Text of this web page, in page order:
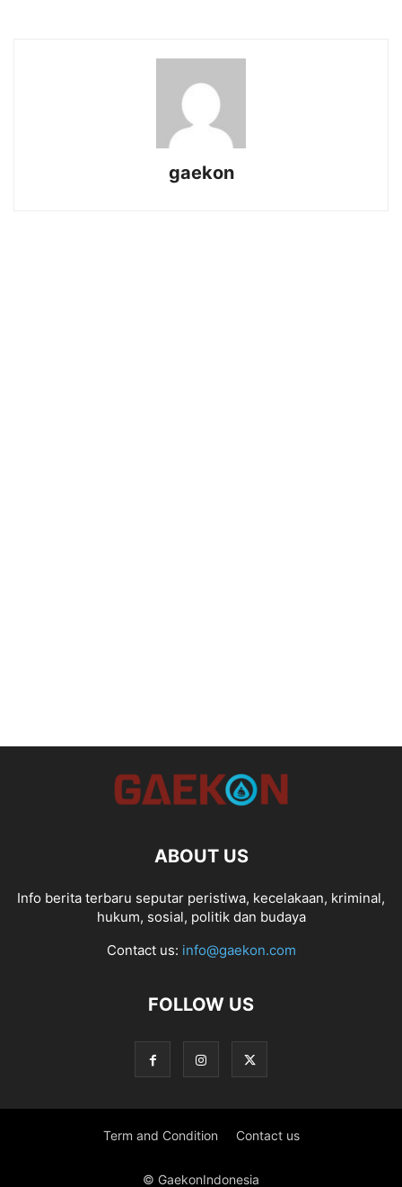
gaekon
ABOUT US
Info berita terbaru seputar peristiwa, kecelakaan, kriminal,
hukum, sosial, politik dan budaya
Contact us: info@gaekon.com
FOLLOW US
Term and Condition Contact us
© GaekonIndonesia